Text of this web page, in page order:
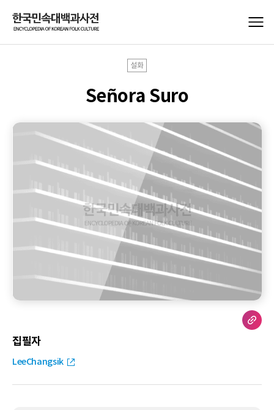
설화
Señora Suro
집필자
LeeChangsik